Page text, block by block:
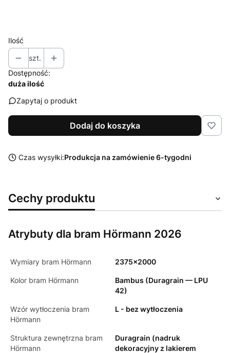
Ilość
szt.
Dostępność:
duża ilość
Zapytaj o produkt
Dodaj do koszyka
Czas wysyłki:Produkcja na zamówienie 6-tygodni
Cechy produktu
Atrybuty dla bram Hörmann 2026
Wymiary bram Hörmann 2375x2000
Kolor bram Hörmann
Bambus (Duragrain — LPU
42)
Wzór wytłoczenia bram
Hörmann
L - bez wytłoczenia
Struktura zewnętrzna bram
Hörmann
Duragrain (nadruk
dekoracyjny z lakierem